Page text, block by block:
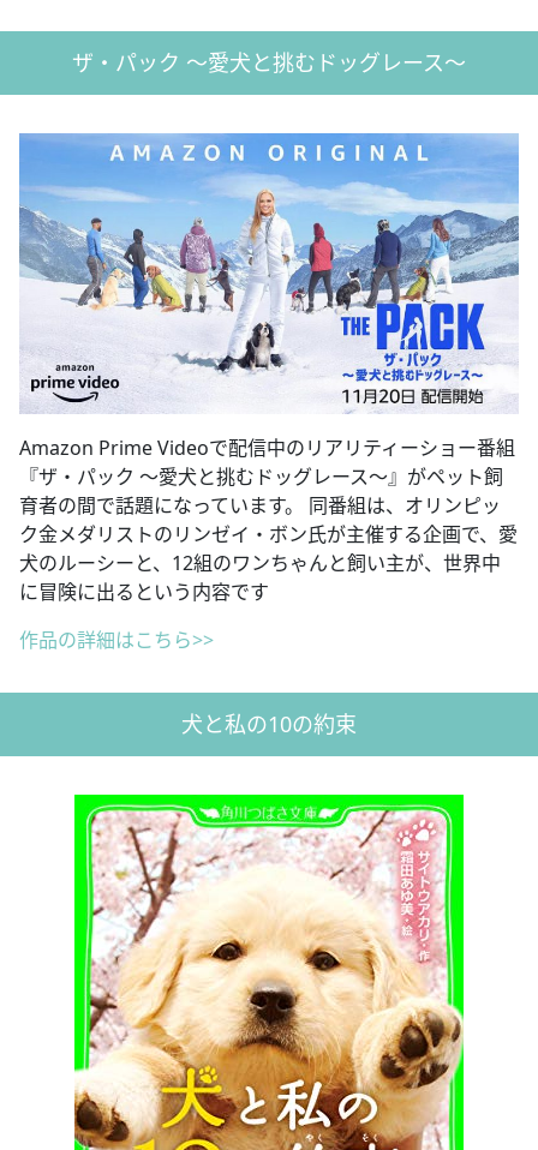
ザ・パック ～愛犬と挑むドッグレース～
Amazon Prime Videoで配信中のリアリティーショー番組
『ザ・パック ～愛犬と挑むドッグレース～』がペット飼
育者の間で話題になっています。 同番組は、オリンピッ
ク金メダリストのリンゼイ・ボン氏が主催する企画で、愛
犬のルーシーと、12組のワンちゃんと飼い主が、世界中
に冒険に出るという内容です
作品の詳細はこちら>>
犬と私の10の約束